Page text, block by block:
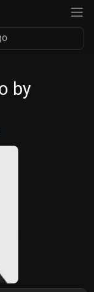
by